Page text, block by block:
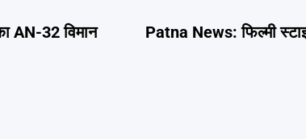
AN-32 विमान
Patna News: फिल्मी